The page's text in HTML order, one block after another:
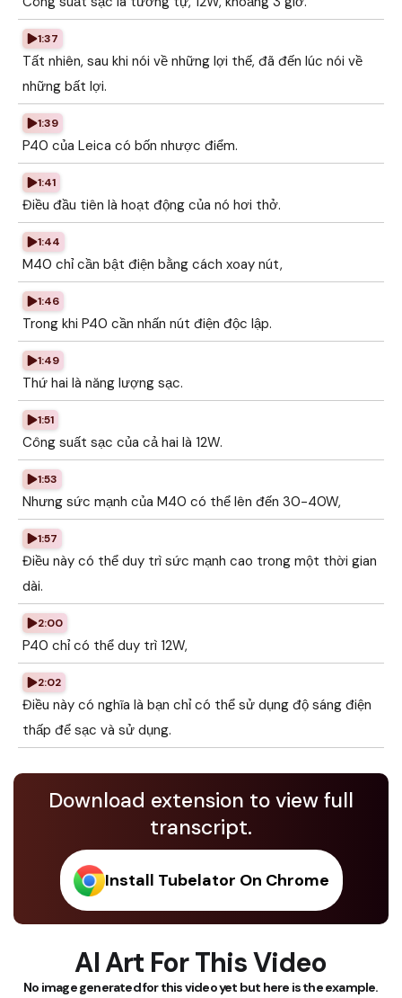
1:37
Tất nhiên, sau khi nói về những lợi thế, đã đến lúc nói về
những bất lợi.
1:39
P40 của Leica có bốn nhược điểm.
1:41
Điều đầu tiên là hoạt động của nó hơi thở.
1:44
M40 chỉ cần bật điện bằng cách xoay nút,
1:46
Trong khi P40 cần nhấn nút điện độc lập.
1:49
Thứ hai là năng lượng sạc.
1:51
Công suất sạc của cả hai là 12W.
1:53
Nhưng sức mạnh của M40 có thể lên đến 30-40W,
1:57
Điều này có thể duy trì sức mạnh cao trong một thời gian
dài.
2:00
P40 chỉ có thể duy trì 12W,
2:02
Điều này có nghĩa là bạn chỉ có thể sử dụng độ sáng điện
thấp để sạc và sử dụng.
Download extension to view full
transcript.
Install Tubelator On Chrome
AI Art For This Video
No image generated for this video yet but here is the example.